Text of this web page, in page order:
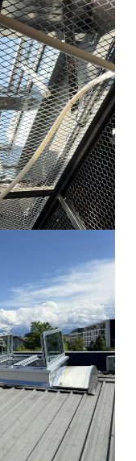
:
mesure
acoustiques
en témoigne ce
d’un
sur mesure,
exigences les
dans des délais